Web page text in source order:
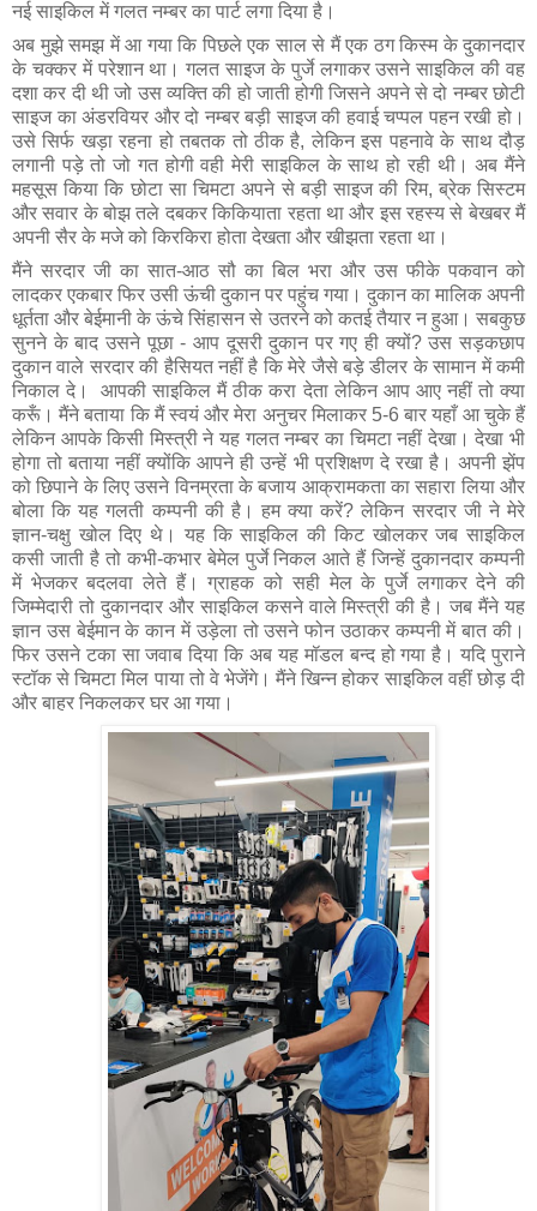
नई साइकिल में गलत नम्बर का पार्ट लगा दिया है।
अब मुझे समझ में आ गया कि पिछले एक साल से मैं एक ठग किस्म के दुकानदार
के चक्कर में परेशान था। गलत साइज के पुर्जे लगाकर उसने साइकिल की वह
दशा कर दी थी जो उस व्यक्ति की हो जाती होगी जिसने अपने से दो नम्बर छोटी
साइज का अंडरवियर और दो नम्बर बड़ी साइज की हवाई चप्पल पहन रखी हो।
उसे सिर्फ खड़ा रहना हो तबतक तो ठीक है, लेकिन इस पहनावे के साथ दौड़
लगानी पड़े तो जो गत होगी वही मेरी साइकिल के साथ हो रही थी। अब मैंने
महसूस किया कि छोटा सा चिमटा अपने से बड़ी साइज की रिम, ब्रेक सिस्टम
और सवार के बोझ तले दबकर किकियाता रहता था और इस रहस्य से बेखबर मैं
अपनी सैर के मजे को किरकिरा होता देखता और खीझता रहता था।
मैंने सरदार जी का सात-आठ सौ का बिल भरा और उस फीके पकवान को
लादकर एकबार फिर उसी ऊंची दुकान पर पहुंच गया। दुकान का मालिक अपनी
धूर्तता और बेईमानी के ऊंचे सिंहासन से उतरने को कतई तैयार न हुआ। सबकुछ
सुनने के बाद उसने पूछा - आप दूसरी दुकान पर गए ही क्यों? उस सड़कछाप
दुकान वाले सरदार की हैसियत नहीं है कि मेरे जैसे बड़े डीलर के सामान में कमी
निकाल दे।  आपकी साइकिल मैं ठीक करा देता लेकिन आप आए नहीं तो क्या
करूँ। मैंने बताया कि मैं स्वयं और मेरा अनुचर मिलाकर 5-6 बार यहाँ आ चुके हैं
लेकिन आपके किसी मिस्त्री ने यह गलत नम्बर का चिमटा नहीं देखा। देखा भी
होगा तो बताया नहीं क्योंकि आपने ही उन्हें भी प्रशिक्षण दे रखा है। अपनी झेंप
को छिपाने के लिए उसने विनम्रता के बजाय आक्रामकता का सहारा लिया और
बोला कि यह गलती कम्पनी की है। हम क्या करें? लेकिन सरदार जी ने मेरे
ज्ञान-चक्षु खोल दिए थे। यह कि साइकिल की किट खोलकर जब साइकिल
कसी जाती है तो कभी-कभार बेमेल पुर्जे निकल आते हैं जिन्हें दुकानदार कम्पनी
में भेजकर बदलवा लेते हैं। ग्राहक को सही मेल के पुर्जे लगाकर देने की
जिम्मेदारी तो दुकानदार और साइकिल कसने वाले मिस्त्री की है। जब मैंने यह
ज्ञान उस बेईमान के कान में उड़ेला तो उसने फोन उठाकर कम्पनी में बात की।
फिर उसने टका सा जवाब दिया कि अब यह मॉडल बन्द हो गया है। यदि पुराने
स्टॉक से चिमटा मिल पाया तो वे भेजेंगे। मैंने खिन्न होकर साइकिल वहीं छोड़ दी
और बाहर निकलकर घर आ गया।